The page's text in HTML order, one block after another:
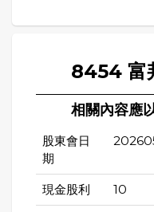
8454 富
相關內容應
股東會日
期
現金股利 10